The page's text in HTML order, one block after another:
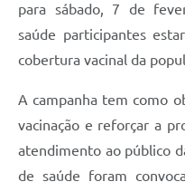
para sábado, 7 de
saúde participantes
cobertura vacinal da
A campanha tem como
vacinação e reforçar a
atendimento ao público
de saúde foram